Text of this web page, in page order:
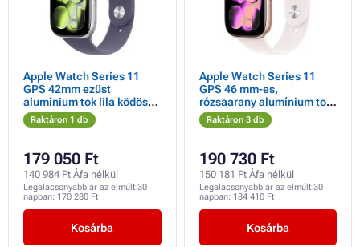
Apple Watch Series 11
GPS 42mm ezüst
alumínium tok lila ködös
sportpánttal - S/M
Raktáron 1 db
179 050 Ft
140 984 Ft Áfa nélkül
Legalacsonyabb ár az elmúlt 30
napban: 170 280 Ft
Kosárba
Apple Watch Series 11
GPS 46 mm-es,
rózsaarany alumínium tok
világospiros sportpánttal -
S/M
Raktáron 3 db
190 730 Ft
150 181 Ft Áfa nélkül
Legalacsonyabb ár az elmúlt 30
napban: 184 410 Ft
Kosárba